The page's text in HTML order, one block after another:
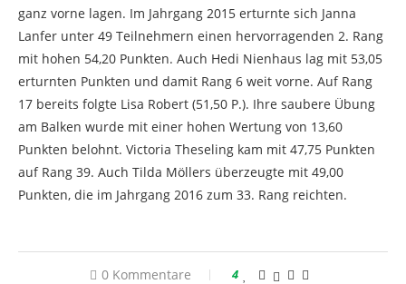
ganz vorne lagen. Im Jahrgang 2015 erturnte sich Janna
Lanfer unter 49 Teilnehmern einen hervorragenden 2. Rang
mit hohen 54,20 Punkten. Auch Hedi Nienhaus lag mit 53,05
erturnten Punkten und damit Rang 6 weit vorne. Auf Rang
17 bereits folgte Lisa Robert (51,50 P.). Ihre saubere Übung
am Balken wurde mit einer hohen Wertung von 13,60
Punkten belohnt. Victoria Theseling kam mit 47,75 Punkten
auf Rang 39. Auch Tilda Möllers überzeugte mit 49,00
Punkten, die im Jahrgang 2016 zum 33. Rang reichten.
0 Kommentare 4